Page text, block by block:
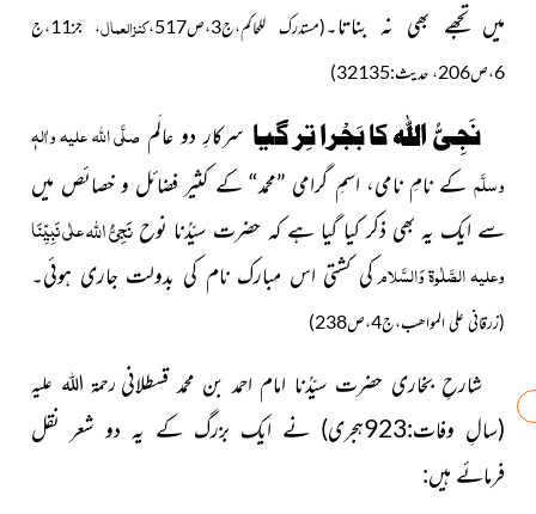
میں تجھے بھی نہ بناتا۔(مستدرک للحاکم،ج3،ص517، کنزالعمال
، جز11،ج
6،ص206، حدیث:32135)
نَجِیُّ اللہ کا بَجْرا تِر گیا سرکارِ دو عالَمصلَّی اللہ علیہ واٰلہٖ
وسلَّم کے نامِ نامی، اسمِ گرامی ”محمد“ کے کثیر فضائل و خصائص میں
سے ایک یہ بھی ذکر کیا گیا ہے کہ حضرت سیّدُنا نوح نَجِیُّ اللہعلٰی نَبِیِّنَا
وعلیہ الصَّلٰوۃ وَالسَّلامکی کشتی اس مبارک نام کی بدولت جاری ہوئی۔
(زرقانی علی المواھب،ج4،ص238)
شارحِ بخاری حضرت سیّدُنا امام احمد بن محمد قسطلانی رحمۃ اللہ علیہ
(سالِ وفات:923ہجری)
نے ایک بزرگ کے یہ دو شعر نقل
فرمائے ہیں: